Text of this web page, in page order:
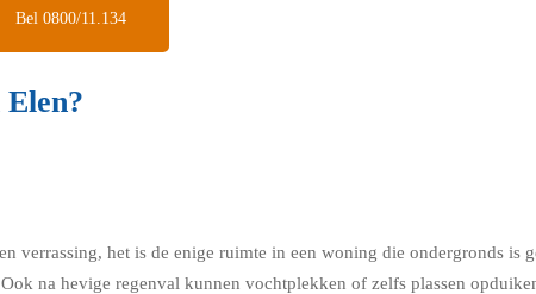
Bel 0800/11.134
verrassing, het is de enige ruimte in een woning die ondergronds is
na hevige regenval kunnen vochtplekken of zelfs plassen